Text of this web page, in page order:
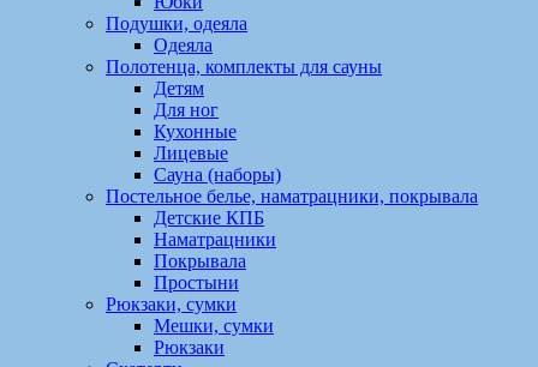
Подушки, одеяла
Одеяла
Полотенца, комплекты для сауны
Детям
Для ног
Кухонные
Лицевые
Сауна (наборы)
Постельное белье, наматрацники, покрывала
Детские КПБ
Наматрацники
Покрывала
Простыни
Рюкзаки, сумки
Мешки, сумки
Рюкзаки